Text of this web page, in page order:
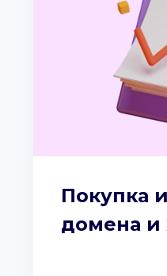
Покупка
домена и